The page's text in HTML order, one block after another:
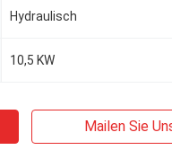
Hydraulisch
10,5 KW
Mailen Sie